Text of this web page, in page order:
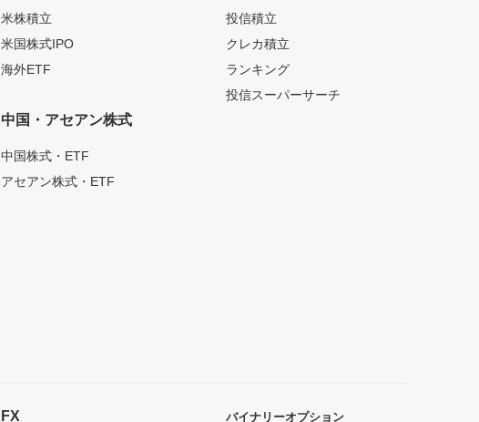
米株積立
米国株式IPO
海外ETF
中国・アセアン株式
中国株式・ETF
アセアン株式・ETF
投信積立
クレカ積立
ランキング
投信スーパーサーチ
FX バイナリーオプション